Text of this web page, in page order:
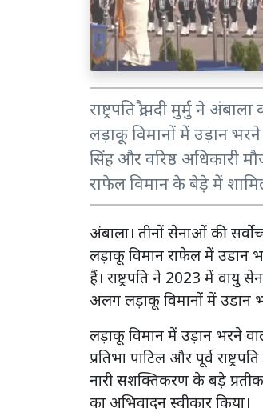
राष्ट्रपति द्रौपदी मुर्मु ने
लड़ाकू विमानों में उड़ान भरने
सिंह और वरिष्ठ अधिकारी
राफेल विमान के बेड़े में
अंबाला। तीनों सेनाओं की
लड़ाकू विमान राफेल में उडान
हैं। राष्ट्रपति ने 2023 में
अलग लड़ाकू विमानों में उडान
लड़ाकू विमान में उड़ान भरने वाली
प्रतिभा पाटिल और पूर्व
नारी सशक्तिकरण के बड़े
का अभिवादन स्वीकार किया।